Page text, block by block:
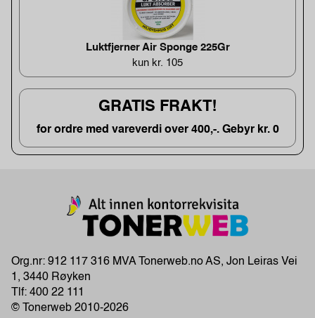
Luktfjerner Air Sponge 225Gr
kun kr. 105
GRATIS FRAKT!
for ordre med vareverdi over 400,-. Gebyr kr. 0
Org.nr: 912 117 316 MVA Tonerweb.no AS, Jon Leiras Vei
1, 3440 Røyken
Tlf: 400 22 111
© Tonerweb 2010-2026